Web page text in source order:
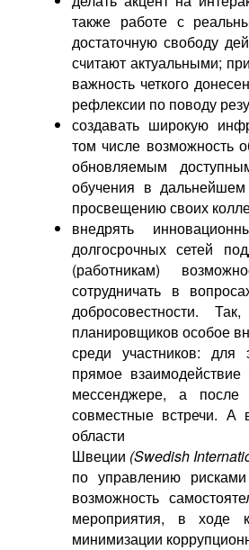
также работе с
достаточную свободу
считают актуальными;
важность четкого
рефлексии по поводу
создавать широкую
том числе возможность
обновляемым
обучения в
просвещению своих
внедрять
долгосрочных сетей
(работникам)
сотрудничать в
добросовестности.
планировщиков особое
среди участников: для
прямое
мессенджере, а после
совместные встречи. А
Швеции (Swedish
по управлению
возможность
мероприятия, в ходе
минимизации